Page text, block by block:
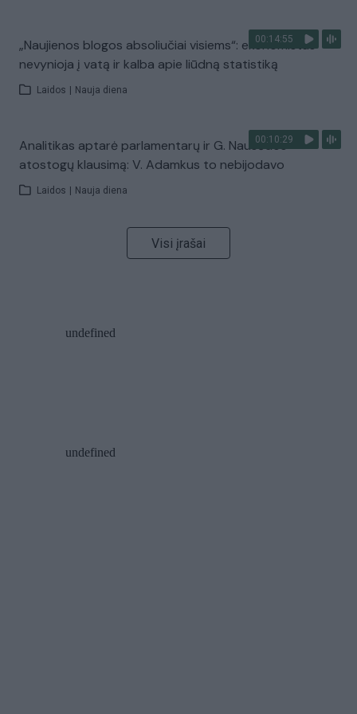
00:14:55
„Naujienos blogos absoliučiai visiems“: ekonomistas
nevynioja į vatą ir kalba apie liūdną statistiką
Laidos Nauja diena
00:10:29
Analitikas aptarė parlamentarų ir G. Nausėdos
atostogų klausimą: V. Adamkus to nebijodavo
Laidos Nauja diena
Visi įrašai